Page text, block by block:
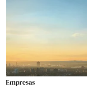
Empresas